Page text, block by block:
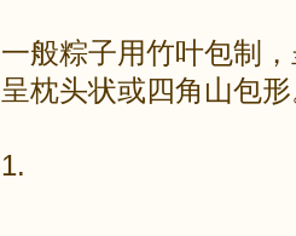
一般粽子用竹叶包制
呈枕头状或四角山包
1.